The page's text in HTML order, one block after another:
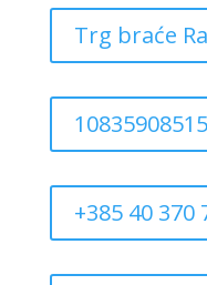
Trg braće
10835908515
+385 40 370